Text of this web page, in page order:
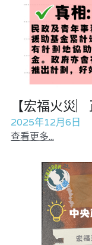
【宏福火災
2025年12月6日
查看更多...